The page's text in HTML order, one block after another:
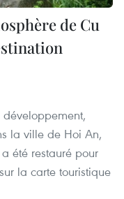
de Cu
la ville de Hoi An,
été restauré pour
la carte touristique